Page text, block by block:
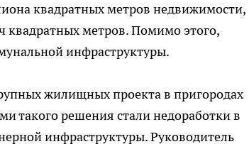
квадратных метров недвижимости,
квадратных метров. Помимо этого,
инфраструктуры.
жилищных проекта в пригородах
такого решения стали недоработки в
инфраструктуры. Руководитель